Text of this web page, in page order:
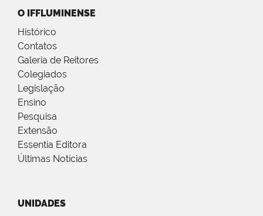
O IFFLUMINENSE
Histórico
Contatos
Galeria de Reitores
Colegiados
Legislação
Ensino
Pesquisa
Extensão
Essentia Editora
Últimas Notícias
UNIDADES